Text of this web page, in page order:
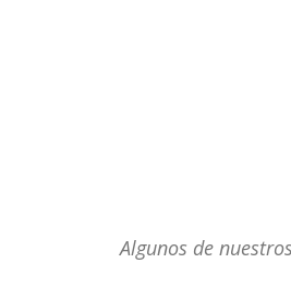
Algunos de